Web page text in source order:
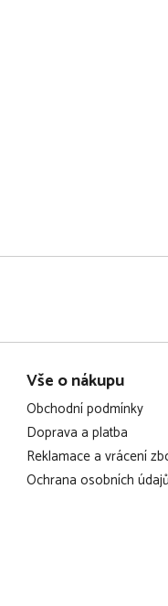
Vše o nákupu
Obchodní podmínky
Doprava a platba
Reklamace a vrácení
Ochrana osobních údajů